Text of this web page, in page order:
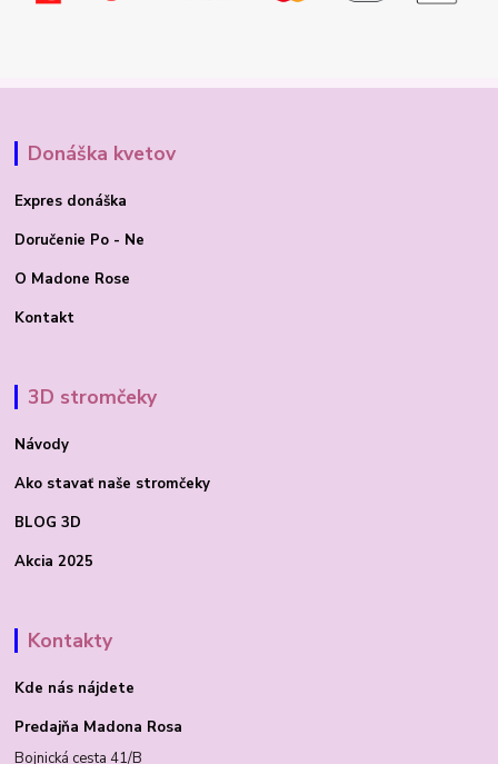
Donáška kvetov
Expres donáška
Doručenie Po - Ne
O Madone Rose
Kontakt
3D stromčeky
Návody
Ako stavať naše stromčeky
BLOG 3D
Akcia 2025
Kontakty
Kde nás nájdete
Predajňa Madona Rosa
Bojnická cesta 41/B